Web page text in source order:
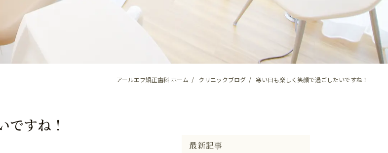
アールエフ矯正歯科 ホーム クリニックブログ 寒い日も楽しく笑顔で過ごしたいですね！
ですね！
最新記事